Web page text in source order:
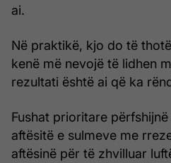
ai.
Në praktikë, kjo do të
kenë më nevojë të lidhen
rezultati është ai që ka
Fushat prioritare
aftësitë e sulmeve me
aftësinë për të zhvilluar